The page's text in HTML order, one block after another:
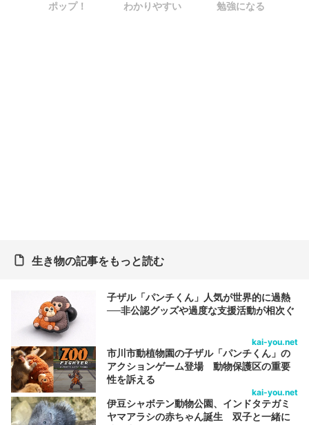
ポップ！ わかりやすい 勉強になる
生き物の記事をもっと読む
子ザル「パンチくん」人気が世界的に過熱
──非公認グッズや過度な支援活動が相次ぐ
kai-you.net
市川市動植物園の子ザル「パンチくん」の
アクションゲーム登場 動物保護区の重要
性を訴える
kai-you.net
伊豆シャボテン動物公園、インドタテガミ
ヤマアラシの赤ちゃん誕生 双子と一緒に